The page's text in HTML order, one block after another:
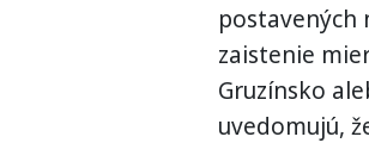
postavených
zaistenie
Gruzínsko
uvedomujú,